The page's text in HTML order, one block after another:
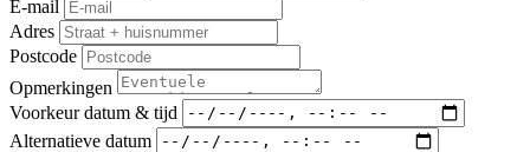
E-mail
Adres
Postcode
Opmerkingen
Voorkeur datum & tijd
Alternatieve datum